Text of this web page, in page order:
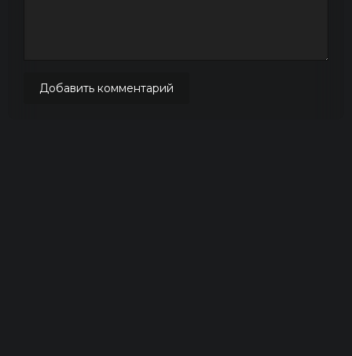
Добавить комментарий